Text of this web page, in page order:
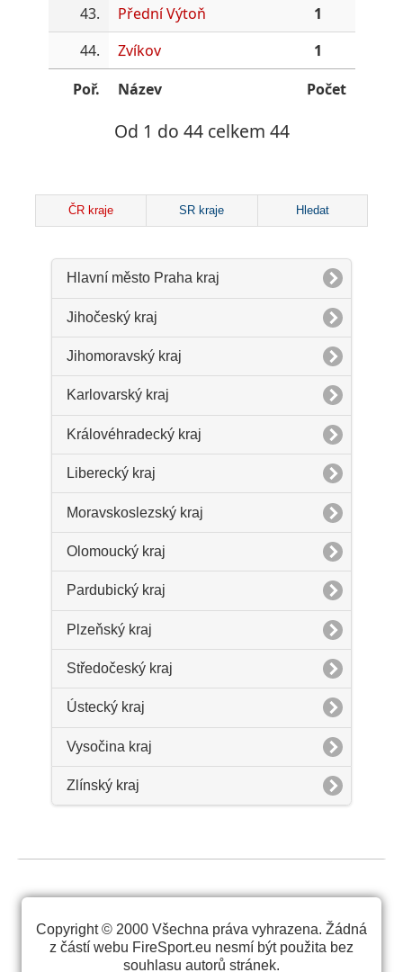
43.
Přední Výtoň
1
44.
Zvíkov
1
Poř.
Název Počet
Od 1 do 44 celkem 44
ČR kraje SR kraje Hledat
Hlavní město Praha kraj
Jihočeský kraj
Jihomoravský kraj
Karlovarský kraj
Královéhradecký kraj
Liberecký kraj
Moravskoslezský kraj
Olomoucký kraj
Pardubický kraj
Plzeňský kraj
Středočeský kraj
Ústecký kraj
Vysočina kraj
Zlínský kraj
Copyright © 2000 Všechna práva vyhrazena. Žádná
z částí webu FireSport.eu nesmí být použita bez
souhlasu autorů stránek.